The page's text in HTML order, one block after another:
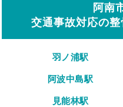
阿南
交通事故対応の
羽ノ浦駅
阿波中島駅
見能林駅